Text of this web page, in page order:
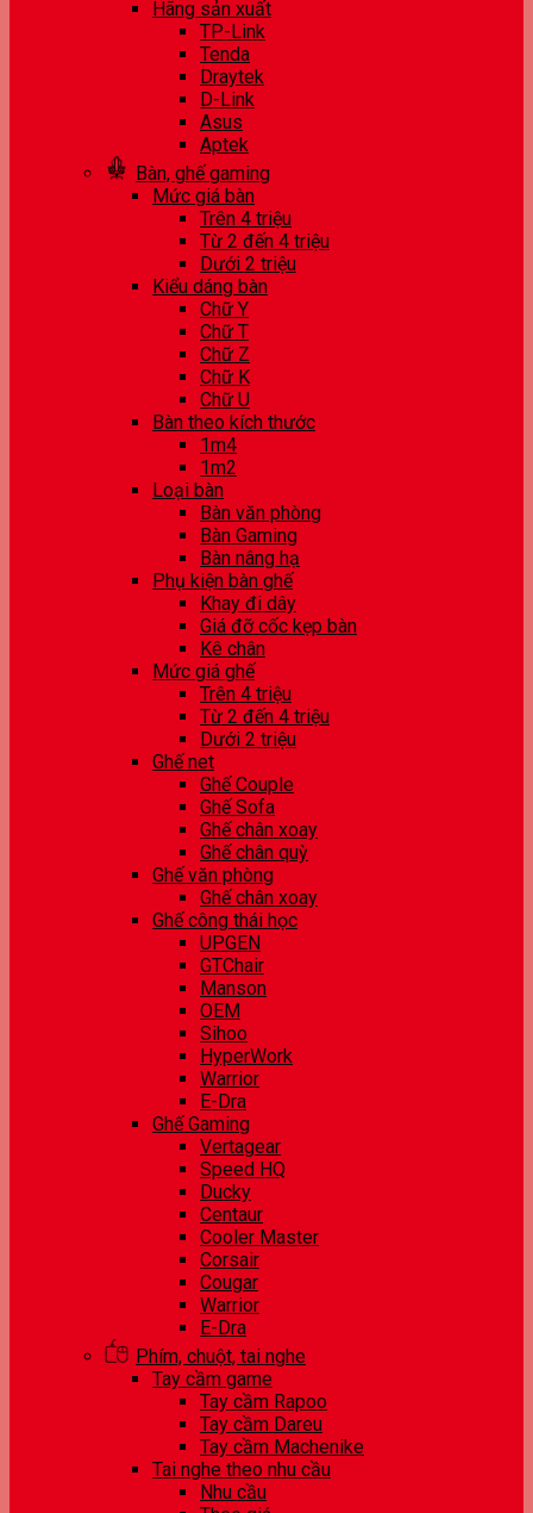
Hãng sản xuất
TP-Link
Tenda
Draytek
D-Link
Asus
Aptek
Bàn, ghế gaming
Mức giá bàn
Trên 4 triệu
Từ 2 đến 4 triệu
Dưới 2 triệu
Kiểu dáng bàn
Chữ Y
Chữ T
Chữ Z
Chữ K
Chữ U
Bàn theo kích thước
1m4
1m2
Loại bàn
Bàn văn phòng
Bàn Gaming
Bàn nâng hạ
Phụ kiện bàn ghế
Khay đi dây
Giá đỡ cốc kẹp bàn
Kê chân
Mức giá ghế
Trên 4 triệu
Từ 2 đến 4 triệu
Dưới 2 triệu
Ghế net
Ghế Couple
Ghế Sofa
Ghế chân xoay
Ghế chân quỳ
Ghế văn phòng
Ghế chân xoay
Ghế công thái học
UPGEN
GTChair
Manson
OEM
Sihoo
HyperWork
Warrior
E-Dra
Ghế Gaming
Vertagear
Speed HQ
Ducky
Centaur
Cooler Master
Corsair
Cougar
Warrior
E-Dra
Phím, chuột, tai nghe
Tay cầm game
Tay cầm Rapoo
Tay cầm Dareu
Tay cầm Machenike
Tai nghe theo nhu cầu
Nhu cầu